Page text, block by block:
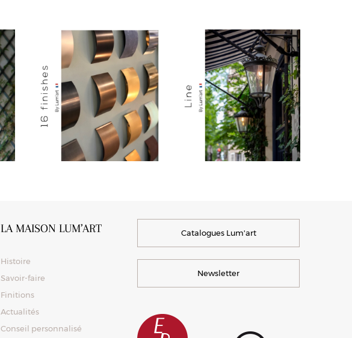
LA MAISON LUM’ART
Histoire
Savoir-faire
Finitions
Actualités
Conseil personnalisé
Catalogues Lum'art
Newsletter